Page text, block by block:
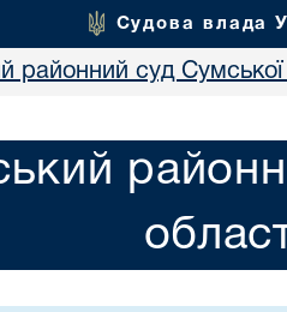
Судова влада
районний суд Сумської